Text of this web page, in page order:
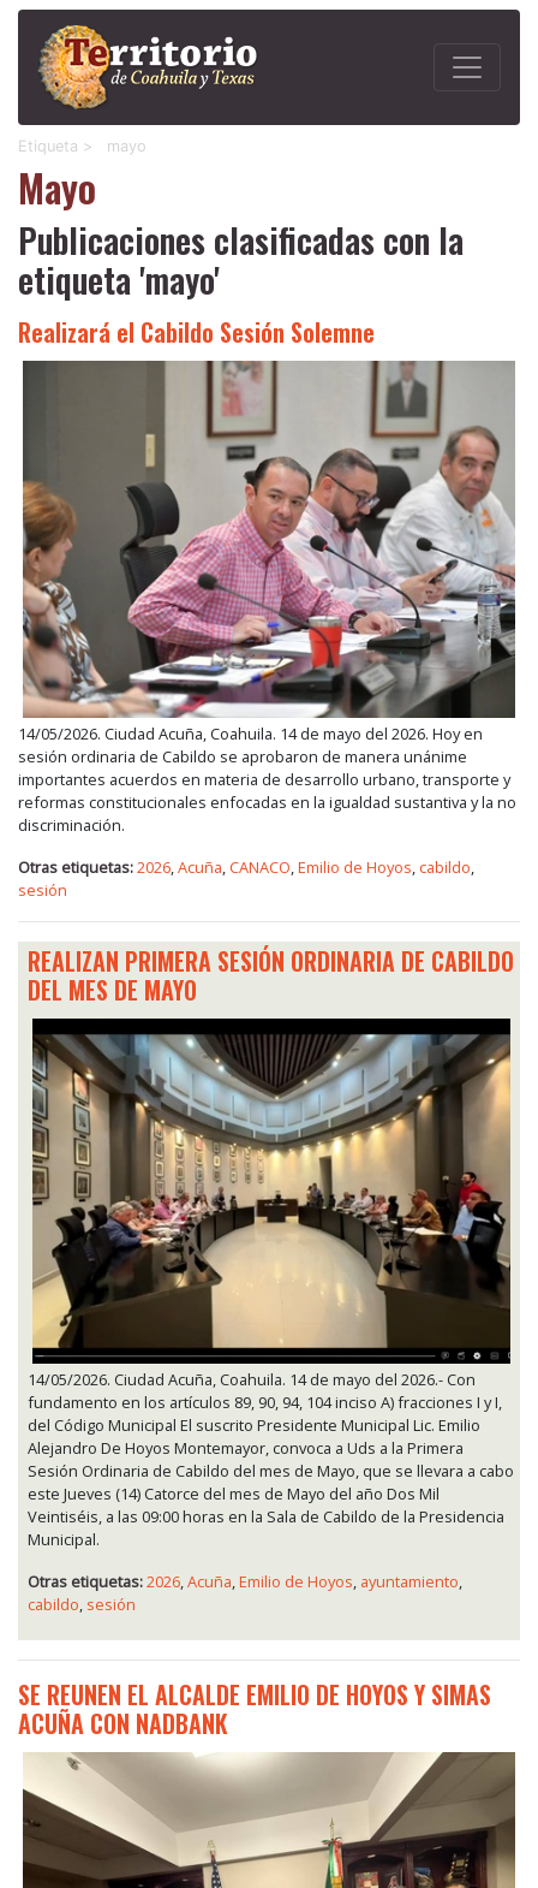
Etiqueta > mayo
Mayo
Publicaciones clasificadas con la
etiqueta 'mayo'
Realizará el Cabildo Sesión Solemne
14/05/2026. Ciudad Acuña, Coahuila. 14 de mayo del 2026. Hoy en
sesión ordinaria de Cabildo se aprobaron de manera unánime
importantes acuerdos en materia de desarrollo urbano, transporte y
reformas constitucionales enfocadas en la igualdad sustantiva y la no
discriminación.
Otras etiquetas:2026 Acuña CANACO Emilio de Hoyos cabildo
sesión
REALIZAN PRIMERA SESIÓN ORDINARIA DE CABILDO
DEL MES DE MAYO
14/05/2026. Ciudad Acuña, Coahuila. 14 de mayo del 2026.- Con
fundamento en los artículos 89, 90, 94, 104 inciso A) fracciones I y I,
del Código Municipal El suscrito Presidente Municipal Lic. Emilio
Alejandro De Hoyos Montemayor, convoca a Uds a la Primera
Sesión Ordinaria de Cabildo del mes de Mayo, que se llevara a cabo
este Jueves (14) Catorce del mes de Mayo del año Dos Mil
Veintiséis, a las 09:00 horas en la Sala de Cabildo de la Presidencia
Municipal.
Otras etiquetas:2026,Acuña,Emilio de Hoyos, ayuntamiento,
cabildo, sesión
SE REUNEN EL ALCALDE EMILIO DE HOYOS Y SIMAS
ACUÑA CON NADBANK